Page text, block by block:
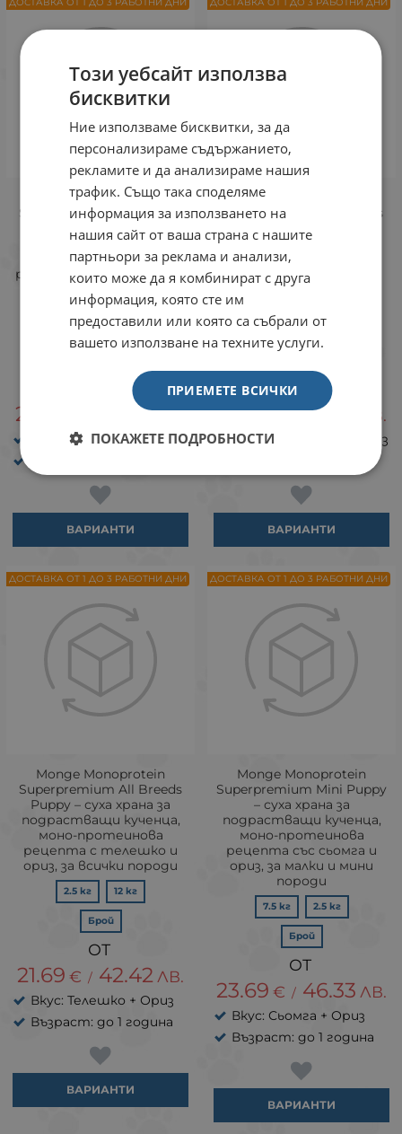
Monge Monoprotein
Superpremium All Breeds
Puppy – суха храна за
подрастващи кученца,
моно-протеинова
рецепта с патица, ориз,
картофи, за всички
породи
2.5 кг 12 кг
23.69 46.33ЛВ.
Вкус: Патешко + Ориз
ВАРИАНТИ
Monge Monoprotein
Superpremium All Breeds
подрастващи кученца,
моно-протеинова
рецепта с пъстърва,
ориз и картофи, за
2.5 кг 12 кг
23.69€ 46.33 ЛВ.
Вкус: Пъстърва + Ориз
ВАРИАНТИ
Monge Monoprotein
Superpremium All Breeds
Puppy – суха храна за
подрастващи кученца,
моно-протеинова
рецепта с телешко и
ориз, за всички породи
2.5 кг 12 кг
Брой
21.69 € / 42.42 ЛВ.
Вкус: Телешко + Ориз
Възраст: до 1 година
ВАРИАНТИ
ДОСТАВКА ОТ 1 ДО 3 РАБОТНИ ДНИ
Monge Monoprotein
Superpremium Mini Puppy
– суха храна за
подрастващи кученца,
моно-протеинова
рецепта със сьомга и
ориз, за малки и мини
породи
7.5 кг 2.5 кг
Брой
23.69 € / 46.33 ЛВ.
Вкус: Сьомга + Ориз
Възраст: до 1 година
ВАРИАНТИ
ДОСТАВКА ОТ 1 ДО 3 РАБОТНИ ДНИ
Този уебсайт използва
бисквитки
Ние използваме бисквитки, за да
персонализираме съдържанието,
рекламите и да анализираме нашия
трафик. Също така споделяме
информация за използването на
нашия сайт от ваша страна с нашите
партньори за реклама и анализи,
които може да я комбинират с друга
информация, която сте им
предоставили или която са събрали от
вашето използване на техните услуги.
ПРИЕМЕТЕ ВСИЧКИ
ПОКАЖЕТЕ ПОДРОБНОСТИ